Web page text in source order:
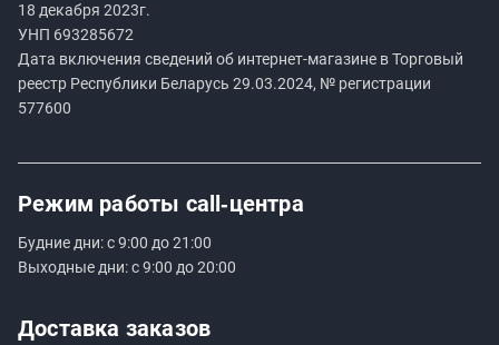
18 декабря 2023г.
УНП 693285672
Дата включения сведений об интернет-магазине в Торговый
реестр Республики Беларусь 29.03.2024, № регистрации
577600
Режим работы call‑центра
Будние дни: с 9:00 до 21:00
Выходные дни: с 9:00 до 20:00
Доставка заказов